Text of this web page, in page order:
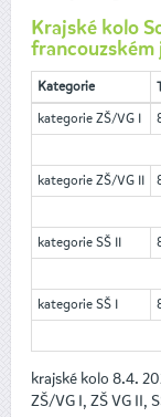
Krajské kolo
francouzském
Kategorie
kategorie ZŠ/VG I
kategorie ZŠ/VG II
kategorie SŠ II
kategorie SŠ I
krajské kolo 8.4.
ZŠ/VG I, ZŠ VG II,